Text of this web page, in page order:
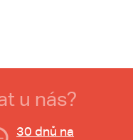
u nás?
30 dnů na